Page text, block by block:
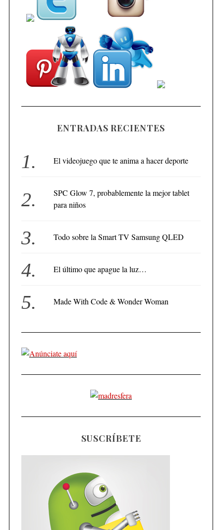
ENTRADAS RECIENTES
El videojuego que te anima a hacer deporte
SPC Glow 7, probablemente la mejor tablet
para niños
Todo sobre la Smart TV Samsung QLED
El último que apague la luz…
Made With Code & Wonder Woman
SUSCRÍBETE